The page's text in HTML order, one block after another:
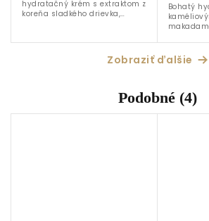
hydratačný krém s extraktom z
koreňa sladkého drievka,
podráždenie a obnovuje
Bohatý
vyživuje,
suchú a
stratou
Zobraziť ďalšie
Podobné (4)